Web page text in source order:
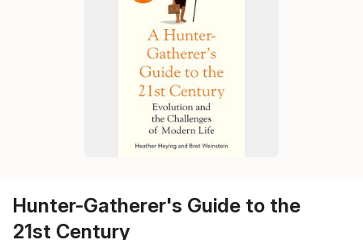
Hunter-Gatherer's Guide to the
21st Century